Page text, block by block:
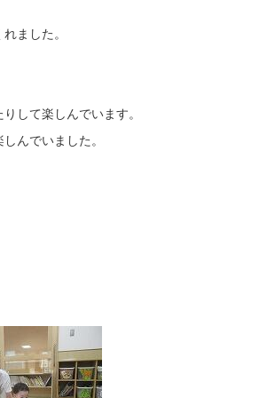
ました。
して楽しんでいます。
んでいました。